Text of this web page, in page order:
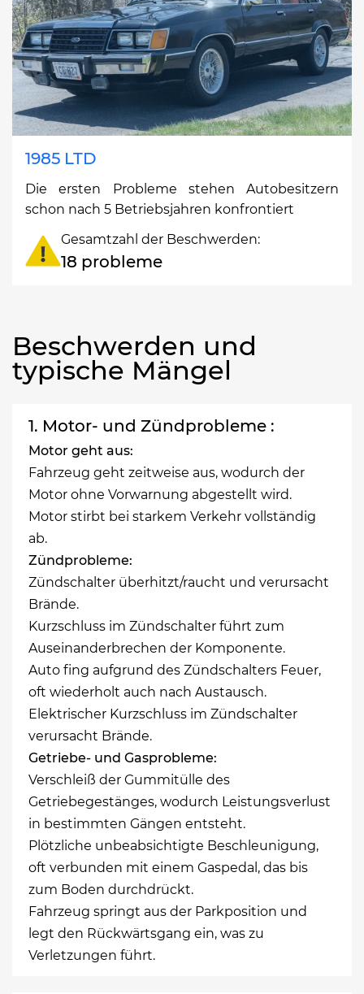
1985 LTD
Die ersten Probleme stehen Autobesitzern
schon nach 5 Betriebsjahren konfrontiert
Gesamtzahl der Beschwerden:
18 probleme
Beschwerden und
typische Mängel
1. Motor- und Zündprobleme :
Motor geht aus:
Fahrzeug geht zeitweise aus, wodurch der
Motor ohne Vorwarnung abgestellt wird.
Motor stirbt bei starkem Verkehr vollständig
ab.
Zündprobleme:
Zündschalter überhitzt/raucht und verursacht
Brände.
Kurzschluss im Zündschalter führt zum
Auseinanderbrechen der Komponente.
Auto fing aufgrund des Zündschalters Feuer,
oft wiederholt auch nach Austausch.
Elektrischer Kurzschluss im Zündschalter
verursacht Brände.
Getriebe- und Gasprobleme:
Verschleiß der Gummitülle des
Getriebegestänges, wodurch Leistungsverlust
in bestimmten Gängen entsteht.
Plötzliche unbeabsichtigte Beschleunigung,
oft verbunden mit einem Gaspedal, das bis
zum Boden durchdrückt.
Fahrzeug springt aus der Parkposition und
legt den Rückwärtsgang ein, was zu
Verletzungen führt.